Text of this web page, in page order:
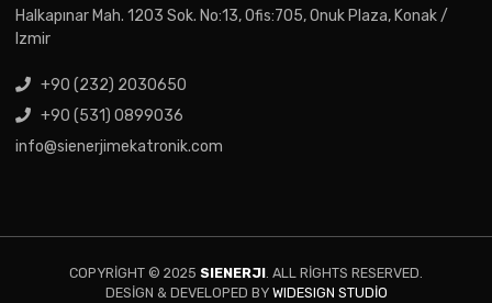
Halkapınar Mah. 1203 Sok. No:13, Ofis:705, Onuk Plaza, Konak /
Izmir
+90 (232) 2030650
+90 (531) 0899036
info@sienerjimekatronik.com
COPYRIGHT © 2025 SIENERJI. ALL RIGHTS RESERVED.
DESIGN & DEVELOPED BY WIDESIGN STUDIO